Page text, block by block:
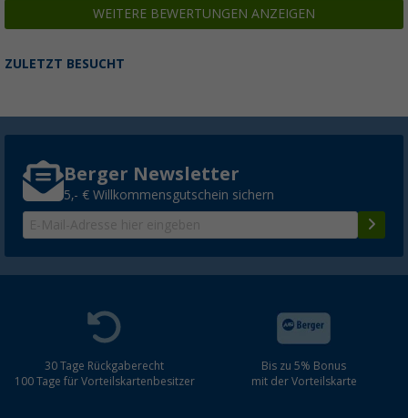
WEITERE BEWERTUNGEN ANZEIGEN
ZULETZT BESUCHT
Berger Newsletter
5,- € Willkommensgutschein sichern
30 Tage Rückgaberecht
100 Tage für Vorteilskartenbesitzer
Bis zu 5% Bonus
mit der Vorteilskarte